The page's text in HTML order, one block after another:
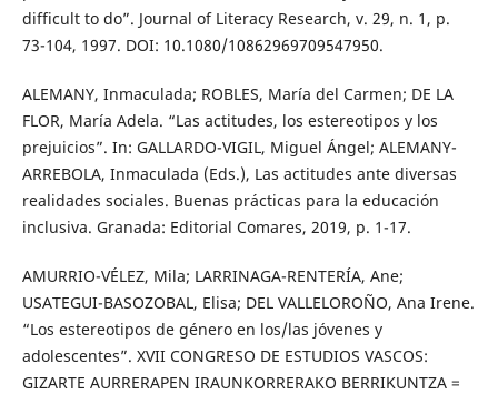
difficult to do”. Journal of Literacy Research, v. 29, n. 1, p.
73-104, 1997. DOI: 10.1080/10862969709547950.
ALEMANY, Inmaculada; ROBLES, María del Carmen; DE LA
FLOR, María Adela. “Las actitudes, los estereotipos y los
prejuicios”. In: GALLARDO-VIGIL, Miguel Ángel; ALEMANY-
ARREBOLA, Inmaculada (Eds.), Las actitudes ante diversas
realidades sociales. Buenas prácticas para la educación
inclusiva. Granada: Editorial Comares, 2019, p. 1-17.
AMURRIO-VÉLEZ, Mila; LARRINAGA-RENTERÍA, Ane;
USATEGUI-BASOZOBAL, Elisa; DEL VALLELOROÑO, Ana Irene.
“Los estereotipos de género en los/las jóvenes y
adolescentes”. XVII CONGRESO DE ESTUDIOS VASCOS:
GIZARTE AURRERAPEN IRAUNKORRERAKO BERRIKUNTZA =